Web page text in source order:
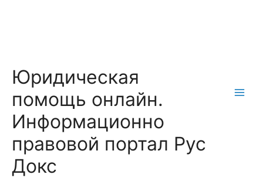
Юридическая
помощь онлайн.
Информационно
правовой портал Рус
Докс